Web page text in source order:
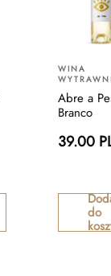
WINA
Abre a
Branco
39.00
do